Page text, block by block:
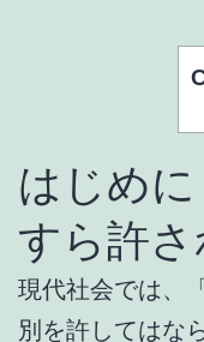
はじめに
すら許
現代社会では、
別を許してはな